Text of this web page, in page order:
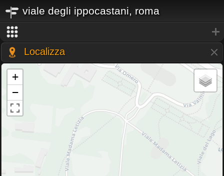
viale degli ippocastani, roma
Localizza
+
−